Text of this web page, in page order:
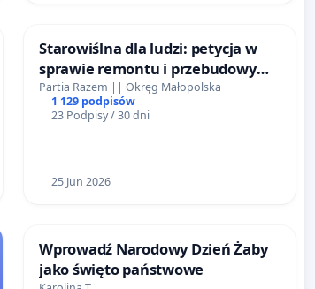
Starowiślna dla ludzi: petycja w
sprawie remontu i przebudowy
ulicy Starowiślnej
Partia Razem || Okręg Małopolska
1 129 podpisów
23 Podpisy / 30 dni
25 Jun 2026
Wprowadź Narodowy Dzień Żaby
jako święto państwowe